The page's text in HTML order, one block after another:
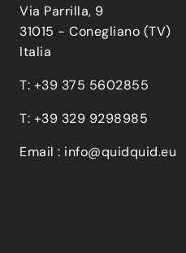
Via Parrilla, 9
31015 - Conegliano (TV)
Italia
T: +39 375 5602855
T: +39 329 9298985
Email : info@quidquid.eu